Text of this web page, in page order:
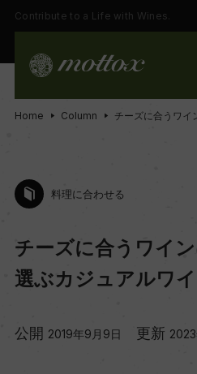
Contribute to a Life with Wines.
Home Column チーズに合うワイ
料理に合わせる
チーズに合うワイ
選ぶカジュアルワ
公開 2019年9月9日 更新 2023